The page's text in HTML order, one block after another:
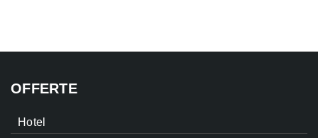
OFFERTE
Hotel